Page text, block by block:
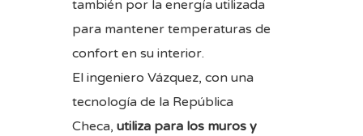
también por la energía utilizada
para mantener temperaturas de
confort en su interior.
El ingeniero Vázquez, con una
tecnología de la República
Checa, utiliza para los muros y